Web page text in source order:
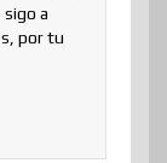
sigo a
por tu